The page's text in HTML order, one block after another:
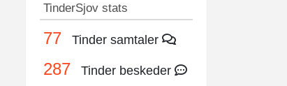
TinderSjov stats
77 Tinder samtaler
287 Tinder beskeder